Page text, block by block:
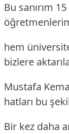
Bu sanırım
hem
bizlere
Mustafa
hatları bu
Bir kez daha